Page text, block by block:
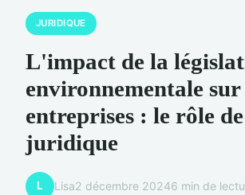
JURIDIQUE
L'impact de la
environnementale sur
entreprises : le rôle
juridique
L Lisa2 décembre 20246 min de